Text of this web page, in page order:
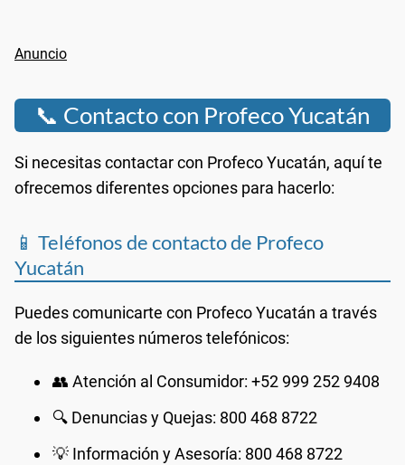
📞 Contacto con Profeco Yucatán
Si necesitas contactar con Profeco Yucatán, aquí te
ofrecemos diferentes opciones para hacerlo:
📱 Teléfonos de contacto de Profeco
Yucatán
Puedes comunicarte con Profeco Yucatán a través
de los siguientes números telefónicos:
👥 Atención al Consumidor: +52 999 252 9408
🔍 Denuncias y Quejas: 800 468 8722
💡 Información y Asesoría: 800 468 8722